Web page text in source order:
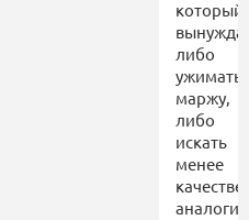
который
либо
ужимать
маржу,
либо
искать
менее
аналоги.